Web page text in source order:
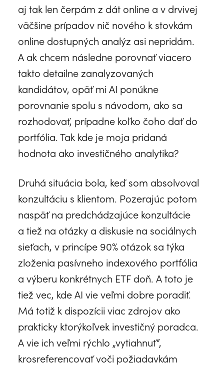
aj tak len čerpám z dát online a v drvivej
väčšine prípadov nič nového k stovkám
online dostupných analýz asi nepridám.
A ak chcem následne porovnať viacero
takto detailne zanalyzovaných
kandidátov, opäť mi AI ponúkne
porovnanie spolu s návodom, ako sa
rozhodovať, prípadne koľko čoho dať do
portfólia. Tak kde je moja pridaná
hodnota ako investičného analytika?
Druhá situácia bola, keď som absolvoval
konzultáciu s klientom. Pozerajúc potom
naspäť na predchádzajúce konzultácie
a tiež na otázky a diskusie na sociálnych
sieťach, v princípe 90% otázok sa týka
zloženia pasívneho indexového portfólia
a výberu konkrétnych ETF doň. A toto je
tiež vec, kde AI vie veľmi dobre poradiť.
Má totiž k dispozícii viac zdrojov ako
prakticky ktorýkoľvek investičný poradca.
A vie ich veľmi rýchlo „vytiahnuť“,
krosreferencovať voči požiadavkám